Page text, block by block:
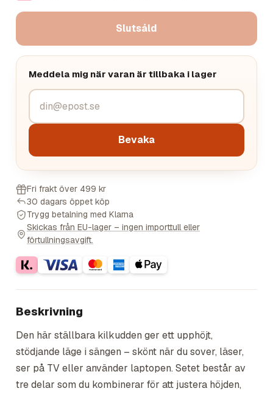
Slutsåld
Meddela mig när varan är tillbaka i lager
Bevaka
Fri frakt över 499 kr
30 dagars öppet köp
Trygg betalning med Klarna
Skickas från EU-lager – ingen importtull eller
förtullningsavgift.
Beskrivning
Den här ställbara kilkudden ger ett upphöjt,
stödjande läge i sängen – skönt när du sover, läser,
ser på TV eller använder laptopen. Setet består av
tre delar som du kombinerar för att justera höjden,